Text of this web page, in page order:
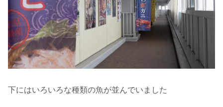
下にはいろいろな種類の魚が並んでいました